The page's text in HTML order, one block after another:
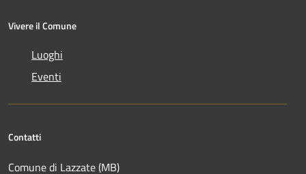
Vivere il Comune
Luoghi
Eventi
Contatti
Comune di Lazzate (MB)